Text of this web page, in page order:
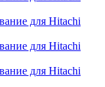
для Hitachi
для Hitachi
для Hitachi